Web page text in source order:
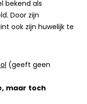
bekend als
Door zijn
ook zijn huwelijk te
(geeft geen
maar toch